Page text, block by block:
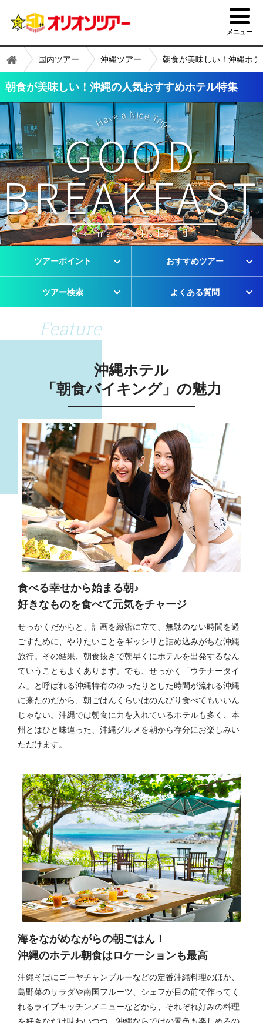
メニュー
国内ツアー 沖縄ツアー 朝食が美味しい！沖縄ホテ
朝食が美味しい！沖縄の人気おすすめホテル特集
Have a Nice Trip!
GOOD
BREAKFAST
Okinawa Island
ツアーポイント おすすめツアー
ツアー検索 よくある質問
Feature
沖縄ホテル
「朝食バイキング」の魅力
食べる幸せから始まる朝♪
好きなものを食べて元気をチャージ
せっかくだからと、計画を緻密に立て、無駄のない時間を過
ごすために、やりたいことをギッシリと詰め込みがちな沖縄
旅行。その結果、朝食抜きで朝早くにホテルを出発するなん
ていうこともよくあります。でも、せっかく「ウチナータイ
ム」と呼ばれる沖縄特有のゆったりとした時間が流れる沖縄
に来たのだから、朝ごはんくらいはのんびり食べてもいいん
じゃない。沖縄では朝食に力を入れているホテルも多く、本
州とはひと味違った、沖縄グルメを朝から存分にお楽しみい
ただけます。
海をながめながらの朝ごはん！
沖縄のホテル朝食はロケーションも最高
沖縄そばにゴーヤチャンプルーなどの定番沖縄料理のほか、
島野菜のサラダや南国フルーツ、シェフが目の前で作ってく
れるライブキッチンメニューなどから、それぞれ好みの料理